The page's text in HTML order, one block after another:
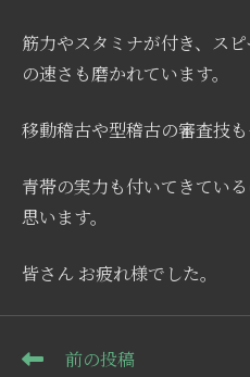
筋力やスタミナが付き、ス
の速さも磨かれています。
移動稽古や型稽古の審査技
青帯の実力も付いてきてい
思います。
皆さん お疲れ様でした。
そ
前の投稿